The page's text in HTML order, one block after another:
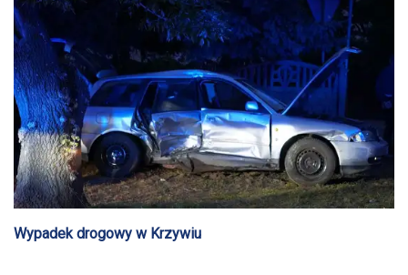
Wypadek drogowy w Krzywiu